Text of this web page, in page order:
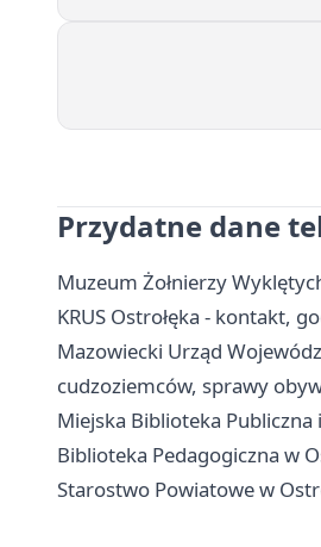
Przydatne dane
Muzeum Żołnierzy
KRUS Ostrołęka - kontakt,
Mazowiecki Urząd
cudzoziemców, sprawy
Miejska Biblioteka
Biblioteka Pedagogiczna w
Starostwo Powiatowe w